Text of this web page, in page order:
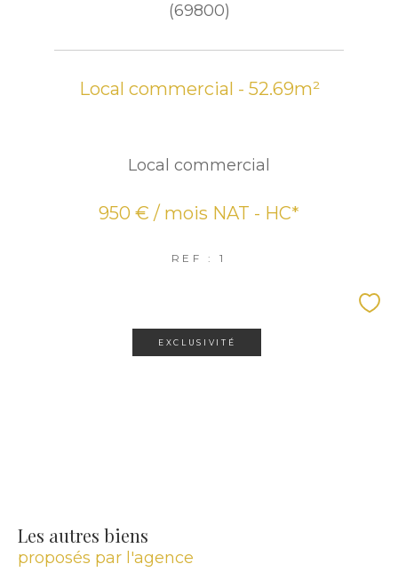
(69800)
Local commercial - 52.69m²
Local commercial
950 € / mois NAT - HC*
REF : 1
EXCLUSIVITÉ
Les autres biens
proposés par l'agence